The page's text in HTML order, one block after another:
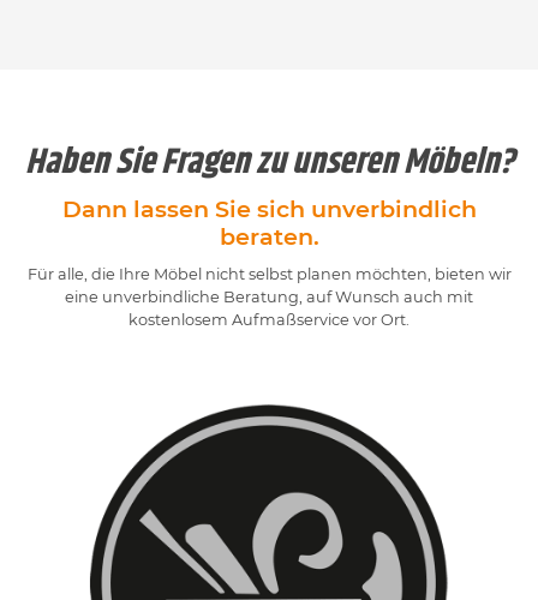
Haben Sie Fragen zu unseren Möbeln?
Dann lassen Sie sich unverbindlich
beraten.
Für alle, die Ihre Möbel nicht selbst planen möchten, bieten wir
eine unverbindliche Beratung, auf Wunsch auch mit
kostenlosem Aufmaßservice vor Ort.